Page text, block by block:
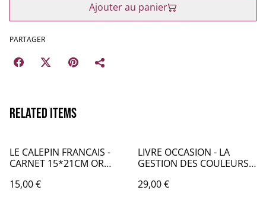
Ajouter au panier
PARTAGER
Related items
LE CALEPIN FRANCAIS -
CARNET 15*21CM OR
CARREAUX - CF009
15,00 €
LIVRE OCCASION - LA
GESTION DES COULEURS
PHOTOGRAPHES - LO063
29,00 €